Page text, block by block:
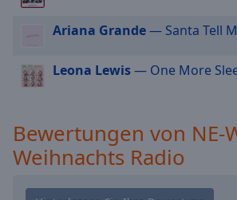
Opacity
Caption
Color
Ariana Grande— Santa Tell
Leona Lewis— One More
Bewertungen von NE-
Weihnachts Radio